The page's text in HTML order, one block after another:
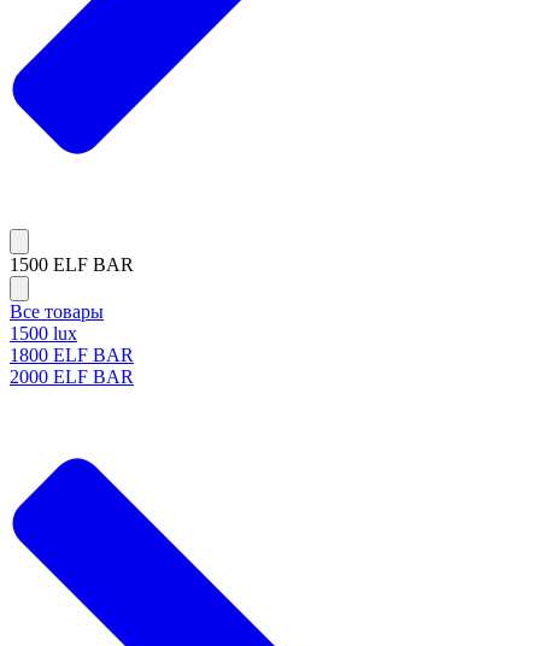
1500 ELF BAR
Все товары
1500 lux
1800 ELF BAR
2000 ELF BAR